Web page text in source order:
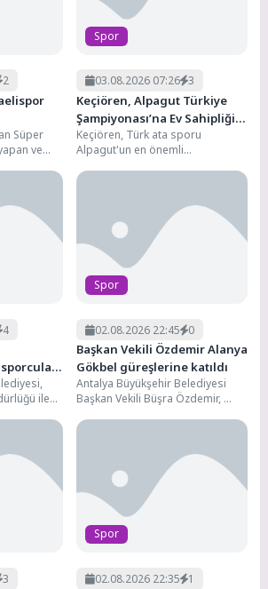
2
Süper
ve
Spor
03.08.2026 07:26 3
Keçiören, Alpagut Türkiye
Şampiyonası’na Ev Sahipliği
Yaptı
Keçiören, Türk ata sporu
Alpagut'un en önemli
Alpagut Türk Ata Sporu Türkiye...
4
sporcular
ile
Spor
02.08.2026 22:45 0
Başkan Vekili Özdemir Alanya
Gökbel güreşlerine katıldı
Antalya Büyükşehir Belediyesi
Başkan Vekili Büşra Özdemir,
yıl 20’ncisi düzenlenen
3
Spor
02.08.2026 22:35 1